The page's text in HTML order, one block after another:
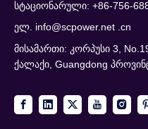
სტაციონარული: +86-756-
ელ. info@scpower.net .cn
მისამართი: კორპუსი 3,
ქალაქი, Guangdong